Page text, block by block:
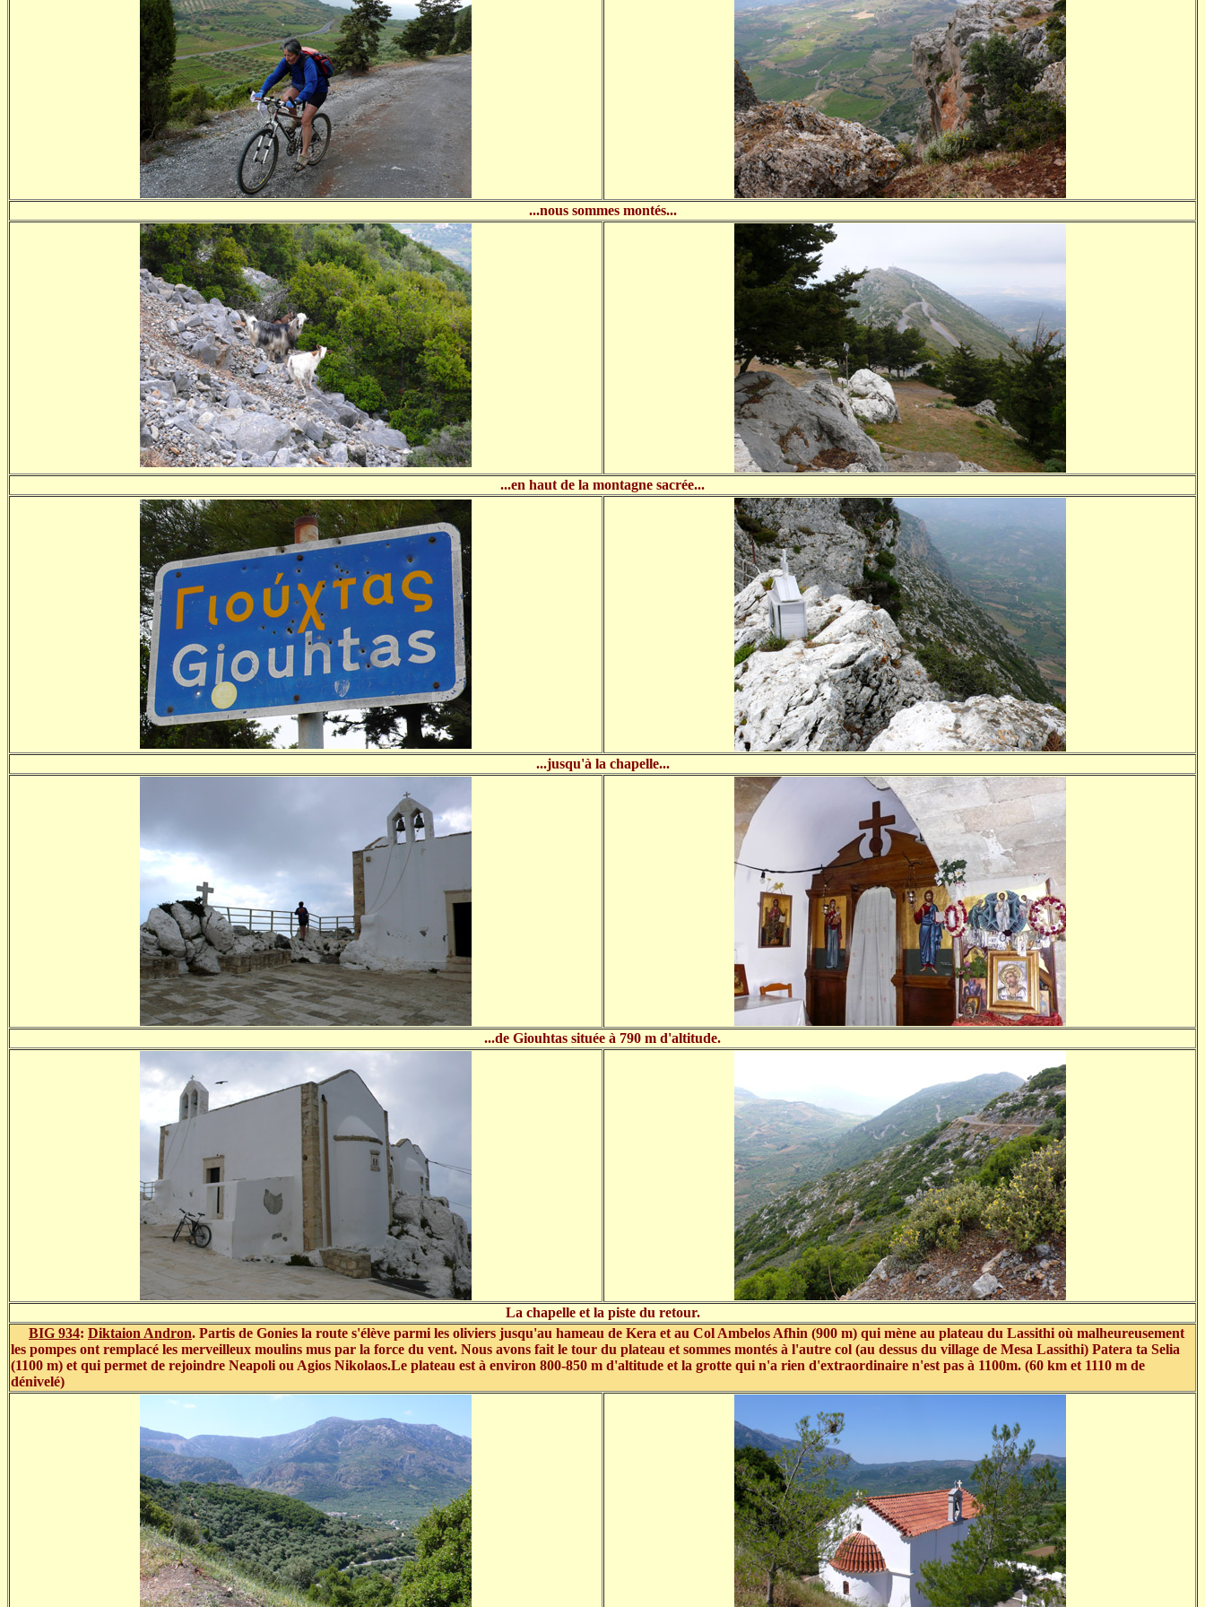
...nous sommes montés...
...en haut de la montagne sacrée...
...jusqu'à la chapelle...
...de Giouhtas située à 790 m d'altitude.
La chapelle et la piste du retour.
BIG 934: Diktaion Andron. Partis de Gonies la route s'élève parmi les oliviers jusqu'au hameau de Kera et au Col Ambelos Afhin (900 m) qui mène au plateau du Lassithi où malheureusement
les pompes ont remplacé les merveilleux moulins mus par la force du vent. Nous avons fait le tour du plateau et sommes montés à l'autre col (au dessus du village de Mesa Lassithi) Patera ta Selia
(1100 m) et qui permet de rejoindre Neapoli ou Agios Nikolaos.Le plateau est à environ 800-850 m d'altitude et la grotte qui n'a rien d'extraordinaire n'est pas à 1100m. (60 km et 1110 m de
dénivelé)